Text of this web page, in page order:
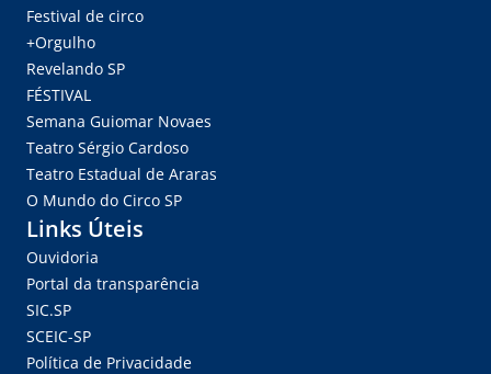
Festival de circo
+Orgulho
Revelando SP
FÉSTIVAL
Semana Guiomar Novaes
Teatro Sérgio Cardoso
Teatro Estadual de Araras
O Mundo do Circo SP
Links Úteis
Ouvidoria
Portal da transparência
SIC.SP
SCEIC-SP
Política de Privacidade